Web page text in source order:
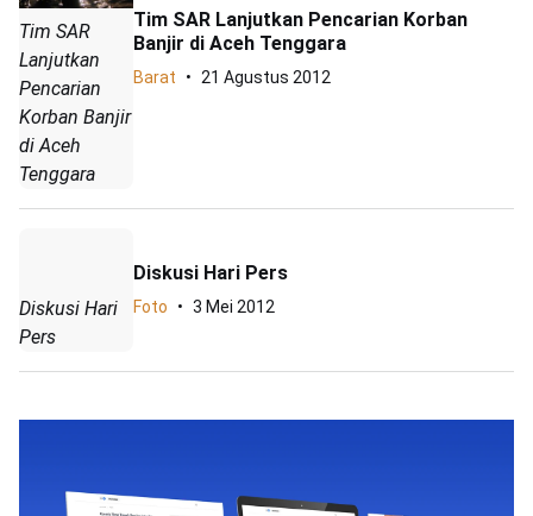
Tim SAR
Lanjutkan
Pencarian
Korban Banjir
di Aceh
Tenggara
Tim SAR Lanjutkan Pencarian Korban
Banjir di Aceh Tenggara
Barat 21 Agustus 2012
Diskusi Hari
Pers
Diskusi Hari Pers
Foto 3 Mei 2012